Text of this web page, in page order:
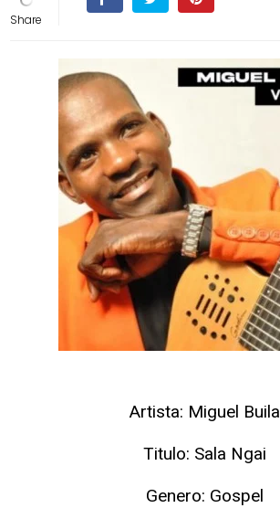
Artista: Miguel Buila
Titulo: Sala Ngai
Genero: Gospel